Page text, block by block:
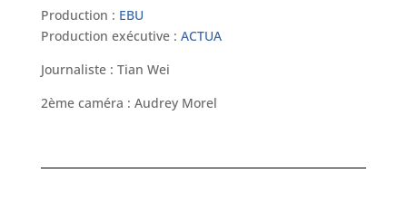
Production : EBU
Production exécutive : ACTUA
Journaliste : Tian Wei
2ème caméra : Audrey Morel